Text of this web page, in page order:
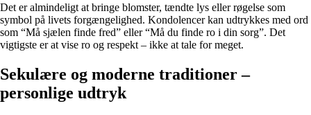
Det er almindeligt at bringe blomster, tændte lys eller røgelse som
symbol på livets forgængelighed. Kondolencer kan udtrykkes med ord
som “Må sjælen finde fred” eller “Må du finde ro i din sorg”. Det
vigtigste er at vise ro og respekt – ikke at tale for meget.
Sekulære og moderne traditioner –
personlige udtryk